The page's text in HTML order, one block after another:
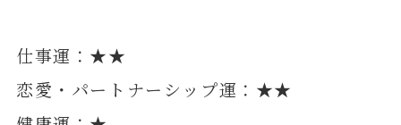
仕事運：★★
恋愛・パートナーシップ運：★★